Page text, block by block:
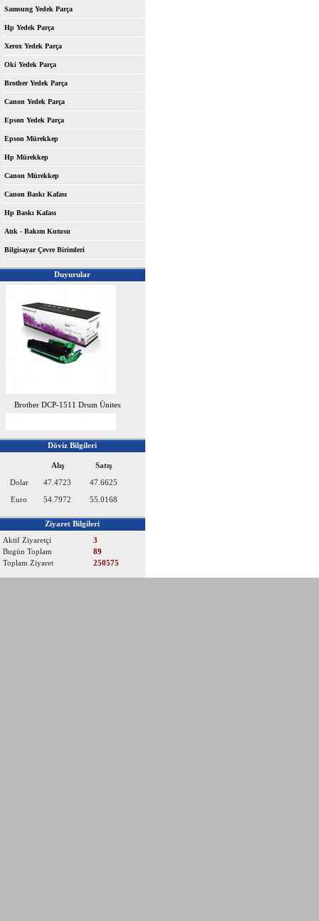
Samsung Yedek Parça
Hp Yedek Parça
Xerox Yedek Parça
Oki Yedek Parça
Brother Yedek Parça
Canon Yedek Parça
Epson Yedek Parça
Epson Mürekkep
Hp Mürekkep
Canon Mürekkep
Canon Baskı Kafası
Hp Baskı Kafası
Atık - Bakım Kutusu
Bilgisayar Çevre Birimleri
Duyurular
Brother DCP-1511 Drum Ünitesi
Brother HL-1111 Drum Ünitesi
Döviz Bilgileri
Alış
Satış
Dolar
47.4723
47.6625
Euro
54.7972 55.0168
Ziyaret Bilgileri
Aktif Ziyaretçi
3
Bugün Toplam
89
Toplam Ziyaret
250575